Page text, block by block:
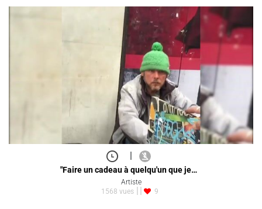
|
"Faire un cadeau à quelqu'un que je…
Artiste
1568 vues
9